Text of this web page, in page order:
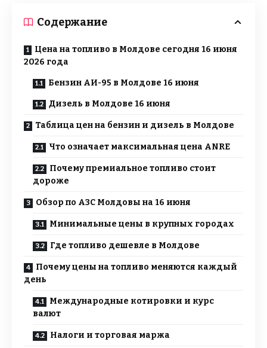
Содержание
Цена на топливо в Молдове сегодня 16 июня
2026 года
Бензин АИ-95 в Молдове 16 июня
Дизель в Молдове 16 июня
Таблица цен на бензин и дизель в Молдове
Что означает максимальная цена ANRE
Почему премиальное топливо стоит
дороже
Обзор по АЗС Молдовы на 16 июня
Минимальные цены в крупных городах
Где топливо дешевле в Молдове
Почему цены на топливо меняются каждый
день
Международные котировки и курс
валют
Налоги и торговая маржа